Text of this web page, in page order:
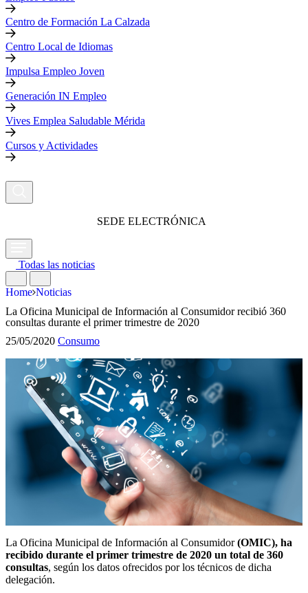
Centro de Formación La Calzada
Centro Local de Idiomas
Impulsa Empleo Joven
Generación IN Empleo
Vives Emplea Saludable Mérida
Cursos y Actividades
SEDE ELECTRÓNICA
Todas las noticias
Home Noticias
La Oficina Municipal de Información al Consumidor recibió 360
consultas durante el primer trimestre de 2020
25/05/2020 Consumo
La Oficina Municipal de Información al Consumidor(OMIC), ha
recibido durante el primer trimestre de 2020 un total de 360
consultas, según los datos ofrecidos por los técnicos de dicha
delegación.